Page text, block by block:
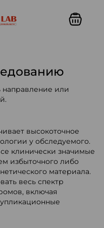
направление или
высокоточное
у обследуемого.
клинически значимые
избыточного либо
материала.
весь спектр
включая